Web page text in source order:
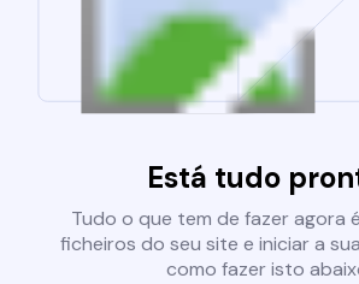
Está tudo
Tudo o que tem de fazer agora
ficheiros do seu site e iniciar a
como fazer isto